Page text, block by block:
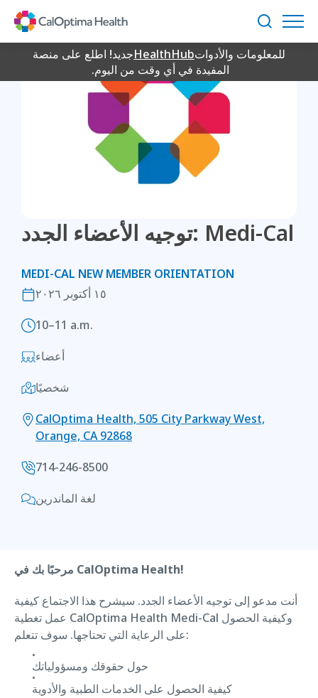
Content
بحث
جديد! اطلع على منصةHealthHubللمعلومات والأدوات
المفيدة في أي وقت من اليوم.
توجيه الأعضاء الجدد: Medi-Cal
MEDI-CAL NEW MEMBER ORIENTATION
١٥ أكتوبر ٢٠٢٦
10–11 a.m.
أعضاء
شخصيًا
CalOptima Health, 505 City Parkway West,
Orange, CA 92868
714-246-8500
لغة الماندرين
مرحبًا بك في CalOptima Health!
أنت مدعو إلى توجيه الأعضاء الجدد. سيشرح هذا الاجتماع كيفية
عمل تغطية CalOptima Health Medi-Cal وكيفية الحصول
على الرعاية التي تحتاجها. سوف تتعلم:
حول حقوقك ومسؤولياتك
كيفية الحصول على الخدمات الطبية والأدوية